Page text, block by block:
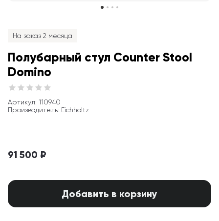
На заказ 2 месяца
Полубарный стул Counter Stool
Domino
Артикул: 110940
Производитель: Eichholtz
91 500 ₽
Добавить в корзину